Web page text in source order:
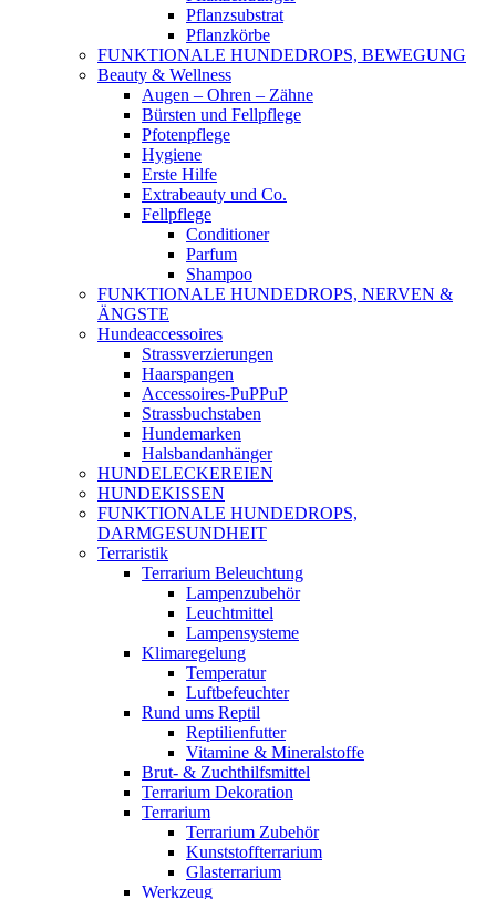
Pflanzsubstrat
Pflanzkörbe
FUNKTIONALE HUNDEDROPS, BEWEGUNG
Beauty & Wellness
Augen – Ohren – Zähne
Bürsten und Fellpflege
Pfotenpflege
Hygiene
Erste Hilfe
Extrabeauty und Co.
Fellpflege
Conditioner
Parfum
Shampoo
FUNKTIONALE HUNDEDROPS, NERVEN &
ÄNGSTE
Hundeaccessoires
Strassverzierungen
Haarspangen
Accessoires-PuPPuP
Strassbuchstaben
Hundemarken
Halsbandanhänger
HUNDELECKEREIEN
HUNDEKISSEN
FUNKTIONALE HUNDEDROPS,
DARMGESUNDHEIT
Terraristik
Terrarium Beleuchtung
Lampenzubehör
Leuchtmittel
Lampensysteme
Klimaregelung
Temperatur
Luftbefeuchter
Rund ums Reptil
Reptilienfutter
Vitamine & Mineralstoffe
Brut- & Zuchthilfsmittel
Terrarium Dekoration
Terrarium
Terrarium Zubehör
Kunststoffterrarium
Glasterrarium
Werkzeug